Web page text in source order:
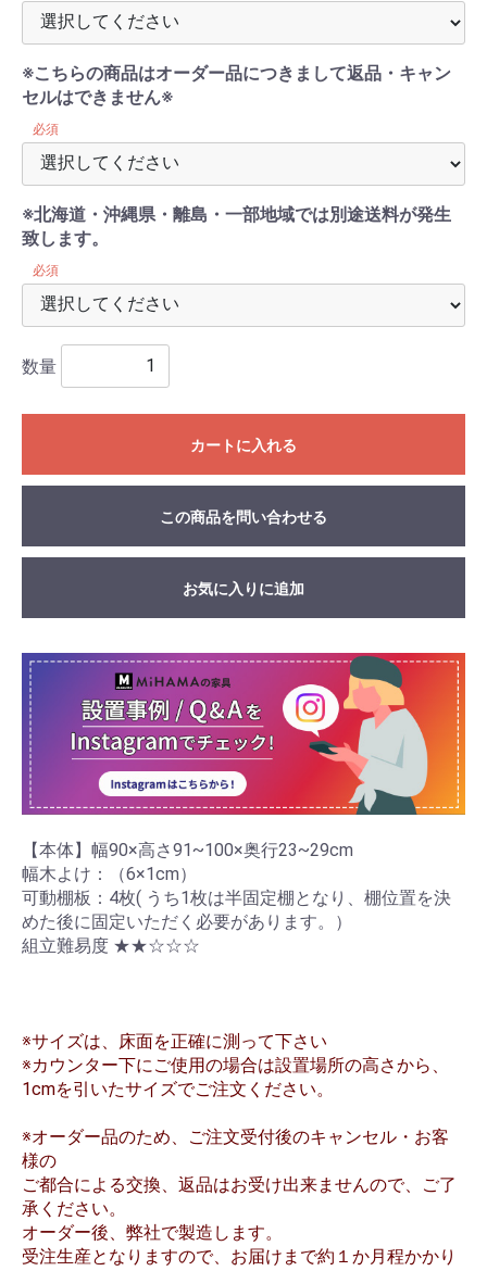
※こちらの商品はオーダー品につきまして返品・キャン
セルはできません※
必須
※北海道・沖縄県・離島・一部地域では別途送料が発生
致します。
必須
数量
カートに入れる
この商品を問い合わせる
お気に入りに追加
【本体】幅90×高さ91~100×奥行23~29cm
幅木よけ：（6×1cm）
可動棚板：4枚( うち1枚は半固定棚となり、棚位置を決
めた後に固定いただく必要があります。）
組立難易度 ★★☆☆☆
※サイズは、床面を正確に測って下さい
※カウンター下にご使用の場合は設置場所の高さから、
1cmを引いたサイズでご注文ください。
※オーダー品のため、ご注文受付後のキャンセル・お客
様の
ご都合による交換、返品はお受け出来ませんので、ご了
承ください。
オーダー後、弊社で製造します。
受注生産となりますので、お届けまで約１か月程かかり